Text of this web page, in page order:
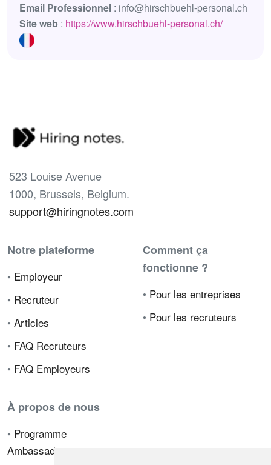
Email Professionnel : info@hirschbuehl-personal.ch
Site web : https://www.hirschbuehl-personal.ch/
523 Louise Avenue
1000, Brussels, Belgium.
support@hiringnotes.com
Notre plateforme
• Employeur
• Recruteur
• Articles
• FAQ Recruteurs
• FAQ Employeurs
Comment ça
fonctionne ?
• Pour les entreprises
• Pour les recruteurs
À propos de nous
• Programme
Ambassadeur